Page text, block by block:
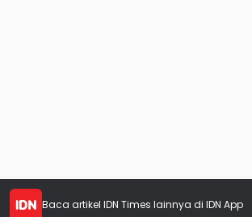
Baca artikel IDN Times lainnya di IDN App